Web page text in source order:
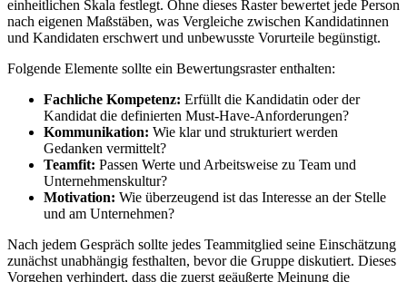
einheitlichen Skala festlegt. Ohne dieses Raster bewertet jede Person
nach eigenen Maßstäben, was Vergleiche zwischen Kandidatinnen
und Kandidaten erschwert und unbewusste Vorurteile begünstigt.
Folgende Elemente sollte ein Bewertungsraster enthalten:
Fachliche Kompetenz: Erfüllt die Kandidatin oder der
Kandidat die definierten Must-Have-Anforderungen?
Kommunikation: Wie klar und strukturiert werden
Gedanken vermittelt?
Teamfit: Passen Werte und Arbeitsweise zu Team und
Unternehmenskultur?
Motivation: Wie überzeugend ist das Interesse an der Stelle
und am Unternehmen?
Nach jedem Gespräch sollte jedes Teammitglied seine Einschätzung
zunächst unabhängig festhalten, bevor die Gruppe diskutiert. Dieses
Vorgehen verhindert, dass die zuerst geäußerte Meinung die